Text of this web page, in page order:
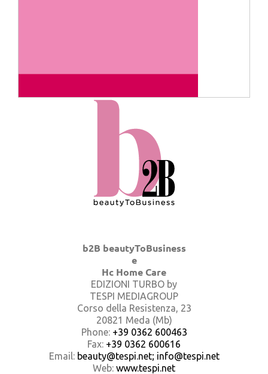
b2B beautyToBusiness
e
Hc Home Care
EDIZIONI TURBO by
TESPI MEDIAGROUP
Corso della Resistenza, 23
20821 Meda (Mb)
Phone: +39 0362 600463
Fax: +39 0362 600616
Email: beauty@tespi.net; info@tespi.net
Web: www.tespi.net